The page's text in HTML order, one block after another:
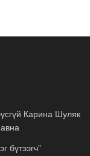
Карина Шуляк
бүтээгч”